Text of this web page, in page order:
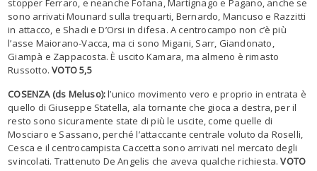
stopper Ferraro, e neanche Fofana, Martignago e Pagano, anche se
sono arrivati Mounard sulla trequarti, Bernardo, Mancuso e Razzitti
in attacco, e Shadi e D’Orsi in difesa. A centrocampo non c’è più
l’asse Maiorano-Vacca, ma ci sono Migani, Sarr, Giandonato,
Giampà e Zappacosta. È uscito Kamara, ma almeno è rimasto
Russotto.VOTO 5,5
COSENZA (ds Meluso):l’unico movimento vero e proprio in entrata è
quello di Giuseppe Statella, ala tornante che gioca a destra, per il
resto sono sicuramente state di più le uscite, come quelle di
Mosciaro e Sassano, perché l’attaccante centrale voluto da Roselli,
Cesca e il centrocampista Caccetta sono arrivati nel mercato degli
svincolati. Trattenuto De Angelis che aveva qualche richiesta. VOTO